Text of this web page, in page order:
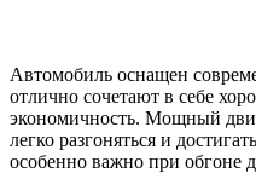
Автомобиль оснащен
отлично сочетают в себе
экономичность. Мощный
легко разгоняться и
особенно важно при обгоне